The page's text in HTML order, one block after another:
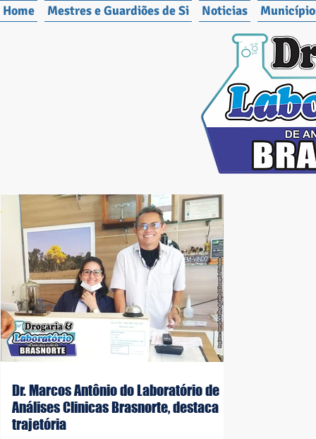
Home Mestres e Guardiões de Si Noticias
Dr. Marcos Antônio do Laboratório de
Análises Clinicas Brasnorte, destaca
trajetória